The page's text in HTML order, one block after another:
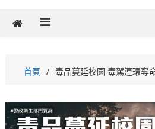
首頁 毒品蔓延校園 毒駕連環奪